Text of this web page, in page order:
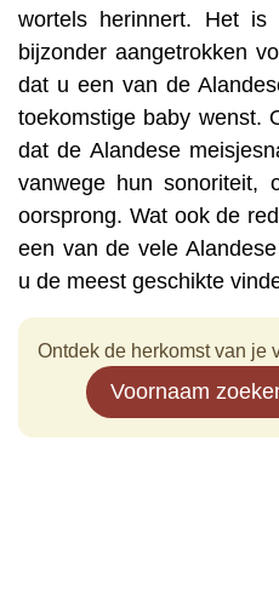
wortels herinnert. Het
bijzonder aangetrokken
dat u een van de
toekomstige baby wenst.
dat de Alandese
vanwege hun sonoriteit,
oorsprong. Wat ook de
een van de vele
u de meest geschikte
Ontdek de herkomst van je
Voornaam